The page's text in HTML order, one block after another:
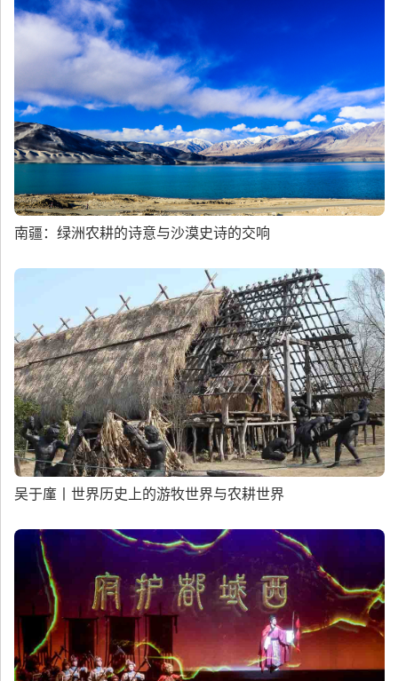
南疆：绿洲农耕的诗意与沙漠史诗的交响
吴于廑丨世界历史上的游牧世界与农耕世界